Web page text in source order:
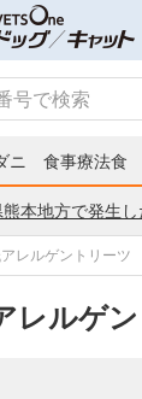
ニ 食事療法食
本地方で発生
レルゲントリーツ
レルゲ